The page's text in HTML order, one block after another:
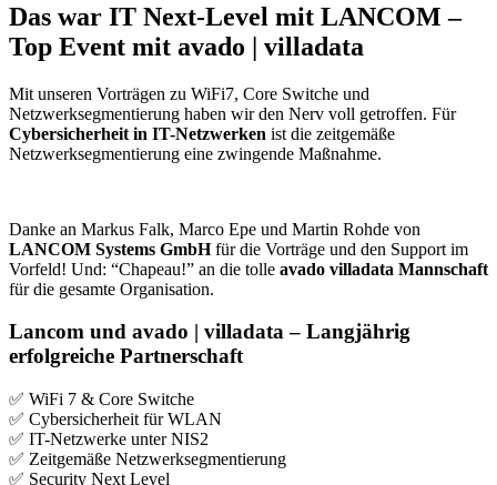
Das war IT Next-Level mit LANCOM –
Top Event mit avado | villadata
Mit unseren Vorträgen zu WiFi7, Core Switche und
Netzwerksegmentierung haben wir den Nerv voll getroffen. Für
Cybersicherheit in IT-Netzwerken ist die zeitgemäße
Netzwerksegmentierung eine zwingende Maßnahme.
Danke an Markus Falk, Marco Epe und Martin Rohde von
LANCOM Systems GmbHfür die Vorträge und den Support im
Vorfeld! Und: “Chapeau!” an die tolle avado villadata Mannschaft
für die gesamte Organisation.
Lancom und avado | villadata – Langjährig
erfolgreiche Partnerschaft
✅ WiFi 7 & Core Switche
✅ Cybersicherheit für WLAN
✅ IT-Netzwerke unter NIS2
✅ Zeitgemäße Netzwerksegmentierung
✅ Security Next Level